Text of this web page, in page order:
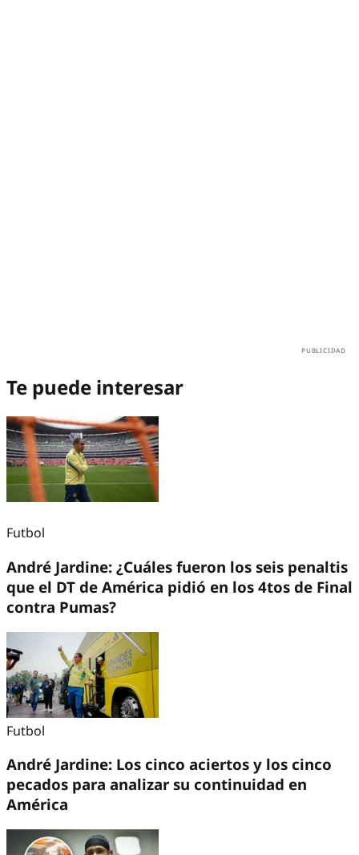
Te puede interesar
Futbol
André Jardine: ¿Cuáles fueron los seis penaltis
que el DT de América pidió en los 4tos de Final
contra Pumas?
Futbol
André Jardine: Los cinco aciertos y los cinco
pecados para analizar su continuidad en
América